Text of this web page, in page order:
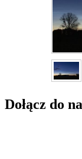
Dołącz do